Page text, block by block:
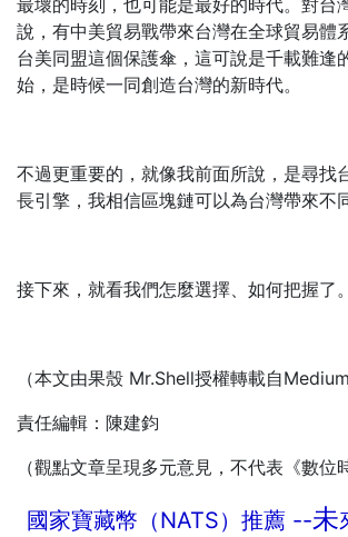
最壞的時刻，也可能是最好的時代。對台
說，有中美貿易戰帶來台灣在全球貿易體
台美同盟這個保護傘，這可說是千載難逢
始，是時候一同創造台灣的新時代。
不過更重要的，就像我前面所說，是尋找
長引擎，我相信區塊鏈可以為台灣帶來不
接下來，就看我們怎麼選擇、如何把握了。
（本文由果殼 Mr.Shell授權轉載自Medium
責任編輯：陳建鈞
（觀點文章呈現多元意見，不代表《數位
國家寶藏幣（NATS）推薦 --未